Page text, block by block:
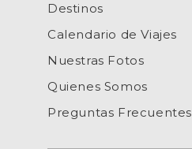
Destinos
Calendario de Viajes
Nuestras Fotos
Quienes Somos
Preguntas Frecuentes